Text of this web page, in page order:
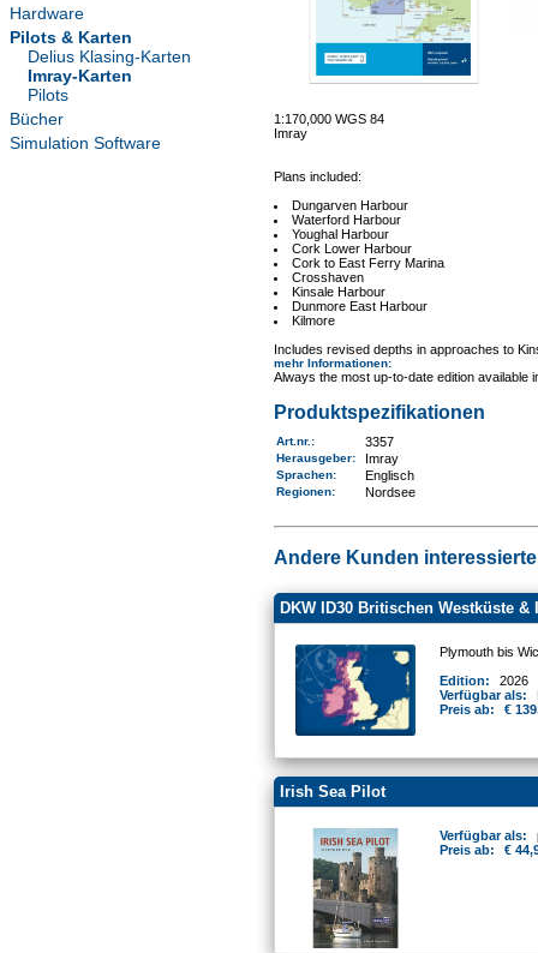
Hardware
Pilots & Karten
Delius Klasing-Karten
Imray-Karten
Pilots
Bücher
Simulation Software
1:170,000 WGS 84
Imray
Plans included:
Dungarven Harbour
Waterford Harbour
Youghal Harbour
Cork Lower Harbour
Cork to East Ferry Marina
Crosshaven
Kinsale Harbour
Dunmore East Harbour
Kilmore
Includes revised depths in approaches to
mehr Informationen:
Always the most up-to-date edition
Produktspezifikationen
Art.nr. : 3357
Herausgeber: Imray
Sprachen: Englisch
Regionen: Nordsee
Andere Kunden
DKW ID30 Britischen Westküste &
Plymouth bis
Edition:
2026
Verfügbar als:
Preis ab:
€
Irish Sea Pilot
Verfügbar als:
Preis ab:
€